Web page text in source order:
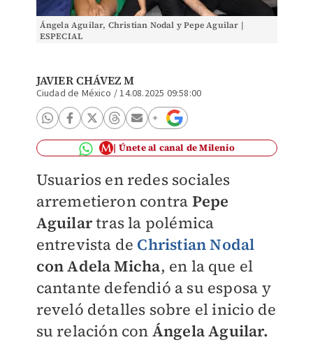
Ángela Aguilar, Christian Nodal y Pepe Aguilar |
ESPECIAL
JAVIER CHÁVEZ M
Ciudad de México /14.08.2025 09:58:00
Únete al canal de Milenio
Usuarios en redes sociales
arremetieron contra Pepe
Aguilartras la polémica
entrevista de Christian Nodal
con Adela Micha, en la que el
cantante defendió a su esposa y
reveló detalles sobre el inicio de
su relación con Ángela Aguilar.